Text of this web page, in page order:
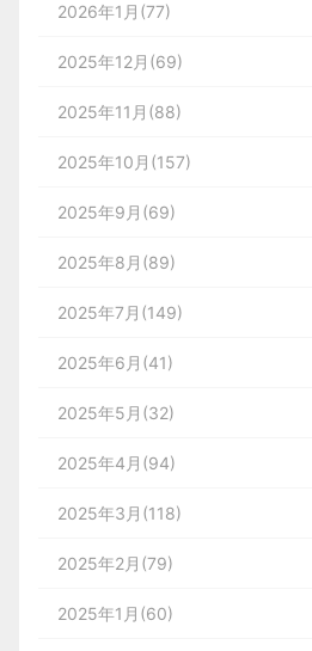
2026年1月(77)
2025年12月(69)
2025年11月(88)
2025年10月(157)
2025年9月(69)
2025年8月(89)
2025年7月(149)
2025年6月(41)
2025年5月(32)
2025年4月(94)
2025年3月(118)
2025年2月(79)
2025年1月(60)